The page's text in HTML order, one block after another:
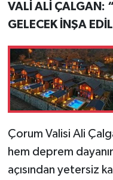
VALİ ALİ ÇALGAN:
GELECEK İNŞA
Çorum Valisi Ali
hem deprem
açısından yetersiz